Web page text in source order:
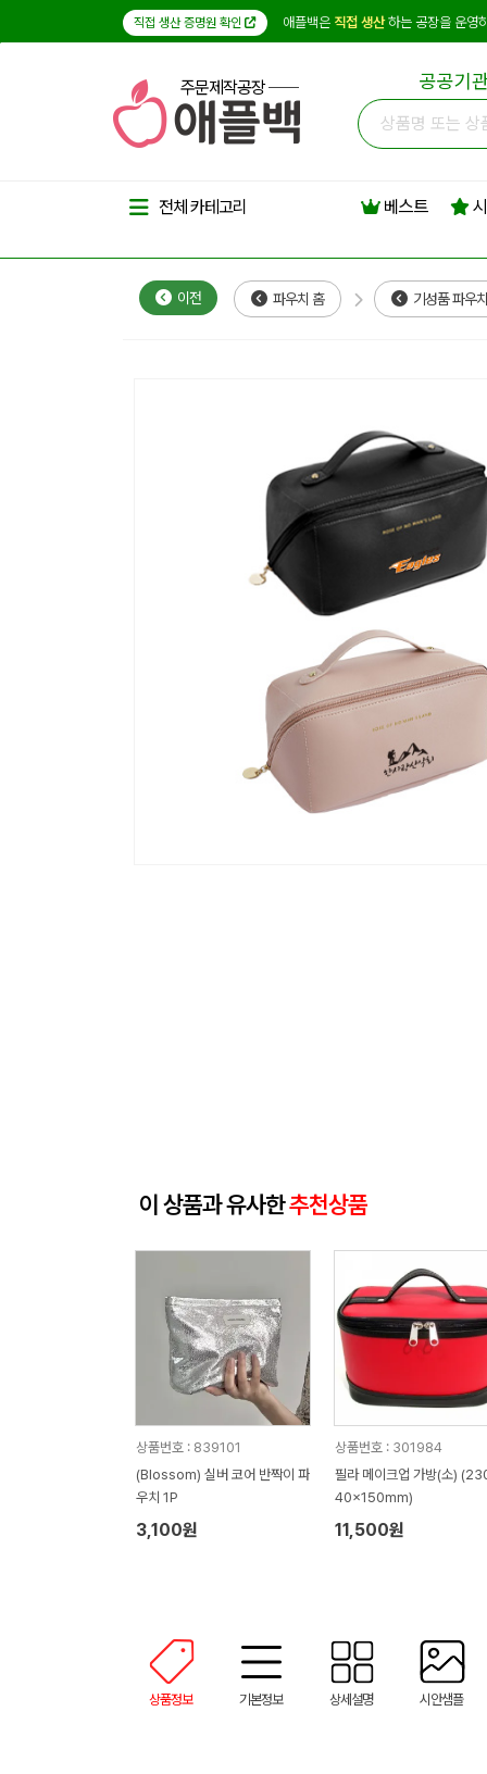
직접 생산 증명원 확인 애플백은 직접 생산하는 공장을 운영
주문제작공장 공공기
전체 카테고리 베스트
이전 파우치 홈 기성품 파우치
이 상품과 유사한추천상품
상품번호 : 839101
(Blossom) 실버 코어 반짝이 파
우치 1P
3,100원
상품번호 : 301984
필라 메이크업 가방(소)
40x150mm)
11,500원
상품정보 기본정보 상세설명 시안샘플